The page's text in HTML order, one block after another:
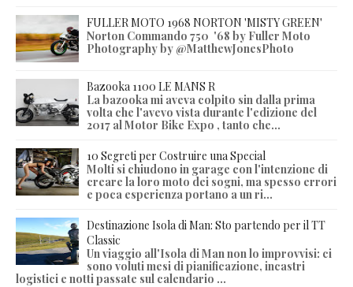
FULLER MOTO 1968 NORTON 'MISTY GREEN'
Norton Commando 750 '68 by Fuller Moto
Photography by @MatthewJonesPhoto
Bazooka 1100 LE MANS R
La bazooka mi aveva colpito sin dalla prima
volta che l'avevo vista durante l'edizione del
2017 al Motor Bike Expo , tanto che...
10 Segreti per Costruire una Special
Molti si chiudono in garage con l'intenzione di
creare la loro moto dei sogni, ma spesso errori
e poca esperienza portano a un ri...
Destinazione Isola di Man: Sto partendo per il TT
Classic
Un viaggio all'Isola di Man non lo improvvisi: ci
sono voluti mesi di pianificazione, incastri
logistici e notti passate sul calendario ...